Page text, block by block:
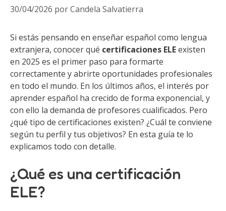
30/04/2026 porCandela Salvatierra
Si estás pensando en enseñar español como lengua
extranjera, conocer qué certificaciones ELEexisten
en 2025 es el primer paso para formarte
correctamente y abrirte oportunidades profesionales
en todo el mundo. En los últimos años, el interés por
aprender español ha crecido de forma exponencial, y
con ello la demanda de profesores cualificados. Pero
¿qué tipo de certificaciones existen? ¿Cuál te conviene
según tu perfil y tus objetivos? En esta guía te lo
explicamos todo con detalle.
¿Qué es una certificación
ELE?